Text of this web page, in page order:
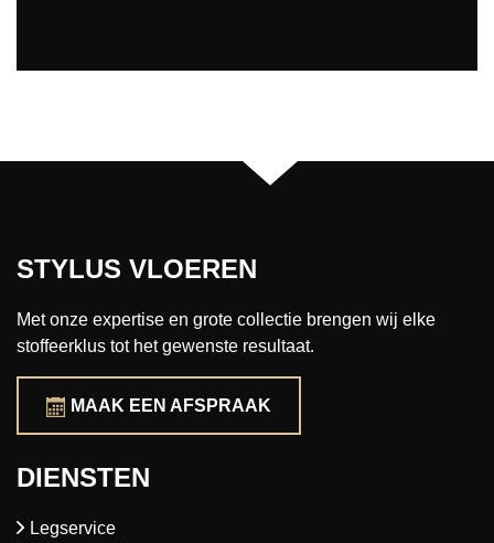
STYLUS VLOEREN
Met onze expertise en grote collectie brengen wij elke
stoffeerklus tot het gewenste resultaat.
MAAK EEN AFSPRAAK
DIENSTEN
Legservice